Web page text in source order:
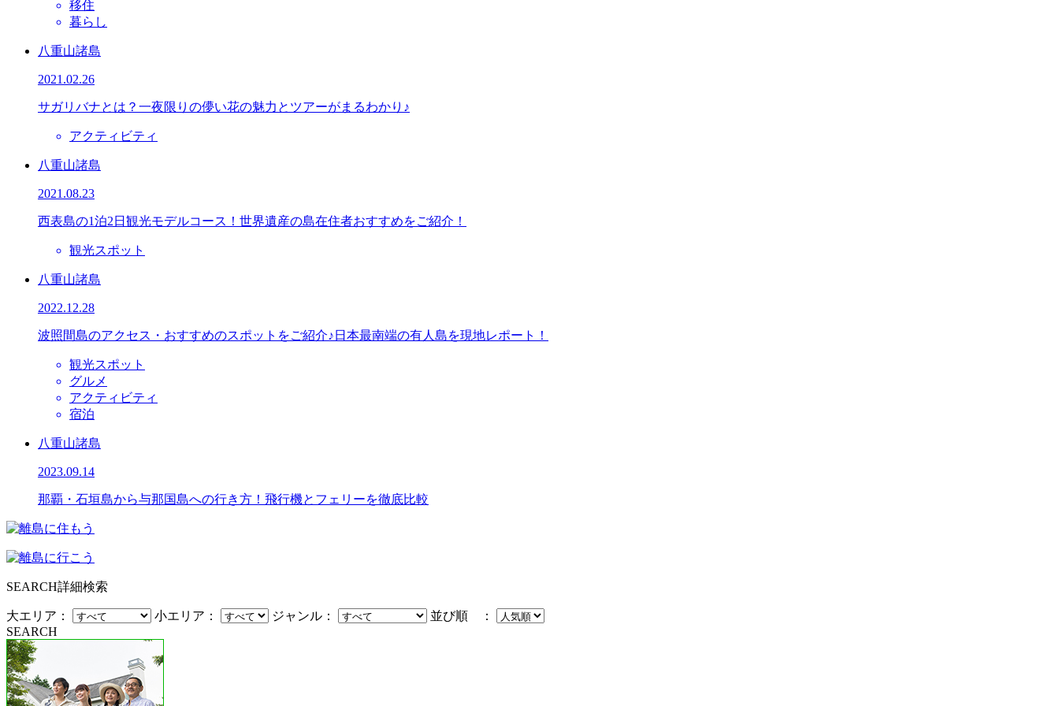
移住
暮らし
八重山諸島
2021.02.26
サガリバナとは？一夜限りの儚い花の魅力とツアーがまるわかり♪
アクティビティ
八重山諸島
2021.08.23
西表島の1泊2日観光モデルコース！世界遺産の島在住者おすすめをご紹介！
観光スポット
八重山諸島
2022.12.28
波照間島のアクセス・おすすめのスポットをご紹介♪日本最南端の有人島を現地レポート！
観光スポット
グルメ
アクティビティ
宿泊
八重山諸島
2023.09.14
那覇・石垣島から与那国島への行き方！飛行機とフェリーを徹底比較
SEARCH詳細検索
大エリア： 小エリア： ジャンル：
並び順 ：
SEARCH